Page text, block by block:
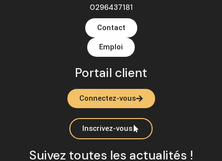
0296437181
Contact
Emploi
Portail client
Connectez-vous
Inscrivez-vous
Suivez toutes les actualités !